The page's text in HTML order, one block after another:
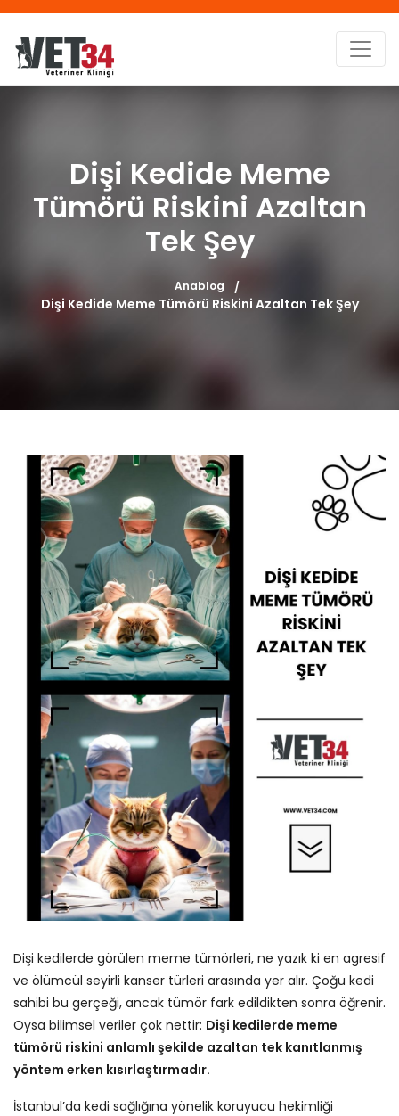
Dişi Kedide Meme
Tümörü Riskini Azaltan
Tek Şey
Anablog
Dişi Kedide Meme Tümörü Riskini Azaltan Tek Şey
Dişi kedilerde görülen meme tümörleri, ne yazık ki en agresif
ve ölümcül seyirli kanser türleri arasında yer alır. Çoğu kedi
sahibi bu gerçeği, ancak tümör fark edildikten sonra öğrenir.
Oysa bilimsel veriler çok nettir: Dişi kedilerde meme
tümörü riskini anlamlı şekilde azaltan tek kanıtlanmış
yöntem erken kısırlaştırmadır.
İstanbul’da kedi sağlığına yönelik koruyucu hekimliği